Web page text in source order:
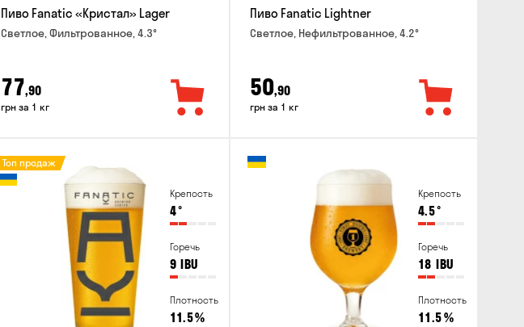
Пиво Fanatic «Кристал» Lager
Светлое, Фильтрованное, 4.3°
77,90
грн за 1 кг
Пиво Fanatic Lightner
Светлое, Нефильтрованное, 4.2°
50,90
грн за 1 кг
Крепость
4°
Горечь
9 IBU
Плотность
11.5%
Топ продаж
Крепость
4.5°
Горечь
18 IBU
Плотность
11.5%